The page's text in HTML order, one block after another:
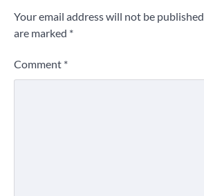
Your email address will not be published.
are marked *
Comment *